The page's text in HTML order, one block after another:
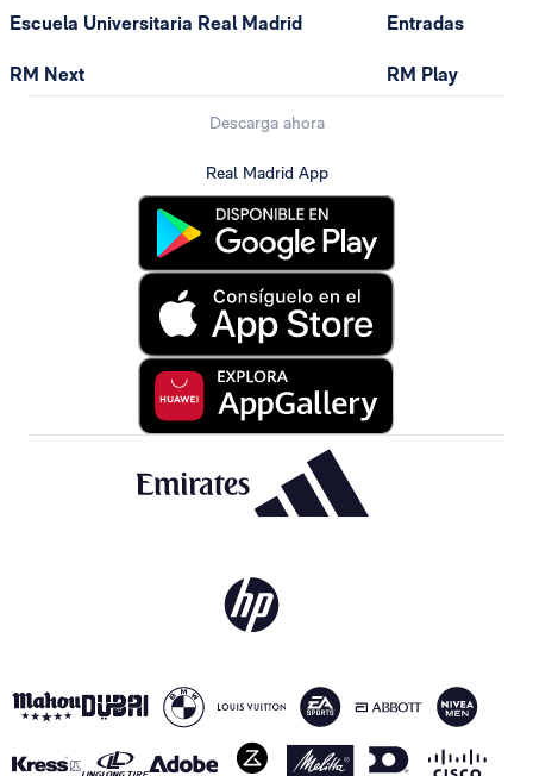
Escuela Universitaria Real Madrid
RM Next
Entradas
RM Play
Descarga ahora
Real Madrid App